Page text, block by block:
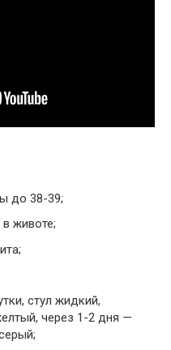
до 38-39;
животе;
стул жидкий,
через 1-2 дня —